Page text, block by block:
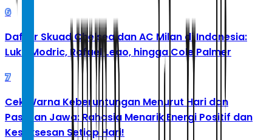
6
Daftar Skuad Chelsea dan AC Milan di Indonesia:
Luka Modric, Rafael Leao, hingga Cole Palmer
7
Cek Warna Keberuntungan Menurut Hari dan
Pasaran Jawa: Rahasia Menarik Energi Positif dan
Kesuksesan Setiap Hari!